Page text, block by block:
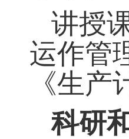
讲授
运作管
《生
科研